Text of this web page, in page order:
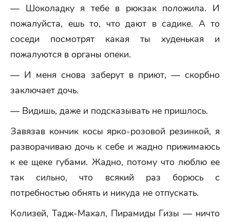
— Шоколадку я тебе в рюкзак положила. И
пожалуйста, ешь то, что дают в садике. А то
соседи посмотрят какая ты худенькая и
пожалуются в органы опеки.
— И меня снова заберут в приют, — скорбно
заключает дочь.
— Видишь, даже и подсказывать не пришлось.
Завязав кончик косы ярко-розовой резинкой, я
разворачиваю дочь к себе и жадно прижимаюсь
к ее щеке губами. Жадно, потому что люблю ее
так сильно, что всякий раз борюсь с
потребностью обнять и никуда не отпускать.
Колизей, Тадж-Махал, Пирамиды Гизы — ничто